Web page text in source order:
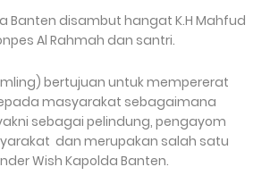
Banten disambut hangat K.H Mahfud
Al Rahmah dan santri.
bertujuan untuk mempererat
masyarakat sebagaimana
sebagai pelindung, pengayom
dan merupakan salah satu
Wish Kapolda Banten.